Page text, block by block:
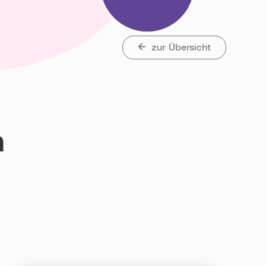
zur Übersicht